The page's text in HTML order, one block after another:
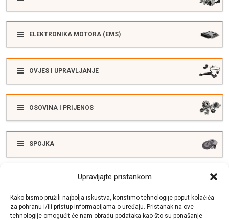
Upravljajte pristankom
Kako bismo pružili najbolja iskustva, koristimo tehnologije poput kolačića
za pohranu i/ili pristup informacijama o uređaju. Pristanak na ove
tehnologije omogućit će nam obradu podataka kao što su ponašanje
ELEKTRONIKA MOTORA (EMS)
OVJES I UPRAVLJANJE
OSOVINA I PRIJENOS
SPOJKA
SUSTAV ISPUŠNIH PLINOVA